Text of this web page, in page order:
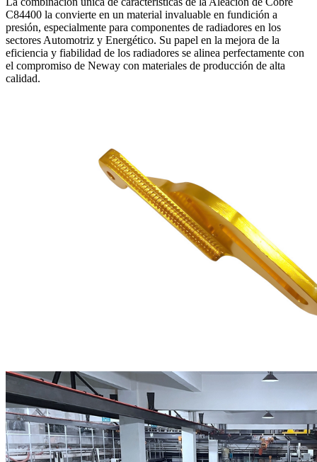
C84400 la convierte en un material invaluable en fundición a
presión, especialmente para componentes de radiadores en los
sectores Automotriz y Energético. Su papel en la mejora de la
eficiencia y fiabilidad de los radiadores se alinea perfectamente con
el compromiso de Neway con materiales de producción de alta
calidad.